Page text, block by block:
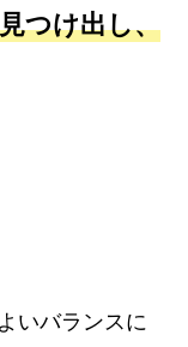
つけ出し、
いバランスに